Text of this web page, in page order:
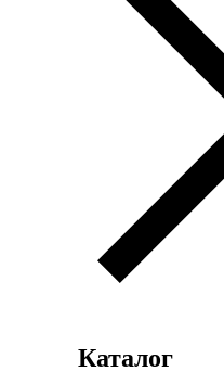
Каталог